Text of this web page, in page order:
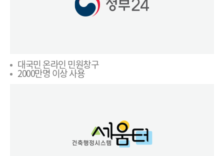
대국민 온라인 민원창구
2000만명 이상 사용